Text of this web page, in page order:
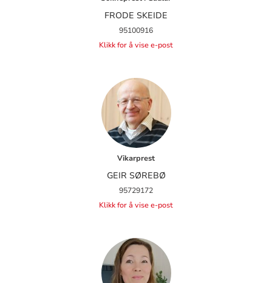
FRODE SKEIDE
95100916
Klikk for å vise e-post
Vikarprest
GEIR SØREBØ
95729172
Klikk for å vise e-post